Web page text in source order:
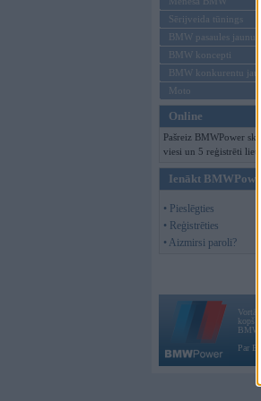
Sērijveida tūnings
BMW pasaules jaunumi
BMW koncepti
BMW konkurentu
Moto
Online
Pašreiz BMWPower
viesi un 5 reģistrēti
Ienākt BMWPower
• Pieslēgties
• Reģistrēties
• Aizmirsi paroli?
kopš
BMW
Par